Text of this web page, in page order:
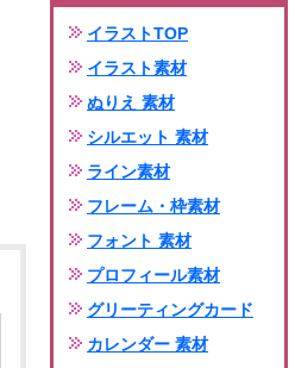
イラストTOP
イラスト素材
ぬりえ 素材
シルエット 素材
ライン素材
フレーム・枠素材
フォント 素材
プロフィール素材
グリーティングカード
カレンダー 素材